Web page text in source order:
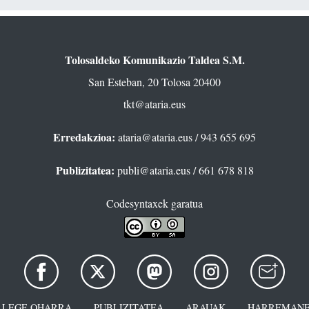
Tolosaldeko Komunikazio Taldea S.M.
San Esteban, 20 Tolosa 20400
tkt@ataria.eus
Erredakzioa: ataria@ataria.eus/ 943 655 695
Publizitatea: publi@ataria.eus/ 661 678 818
Codesyntaxek garatua